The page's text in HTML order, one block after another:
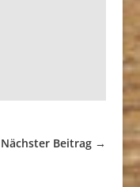
Nächster Beitrag →